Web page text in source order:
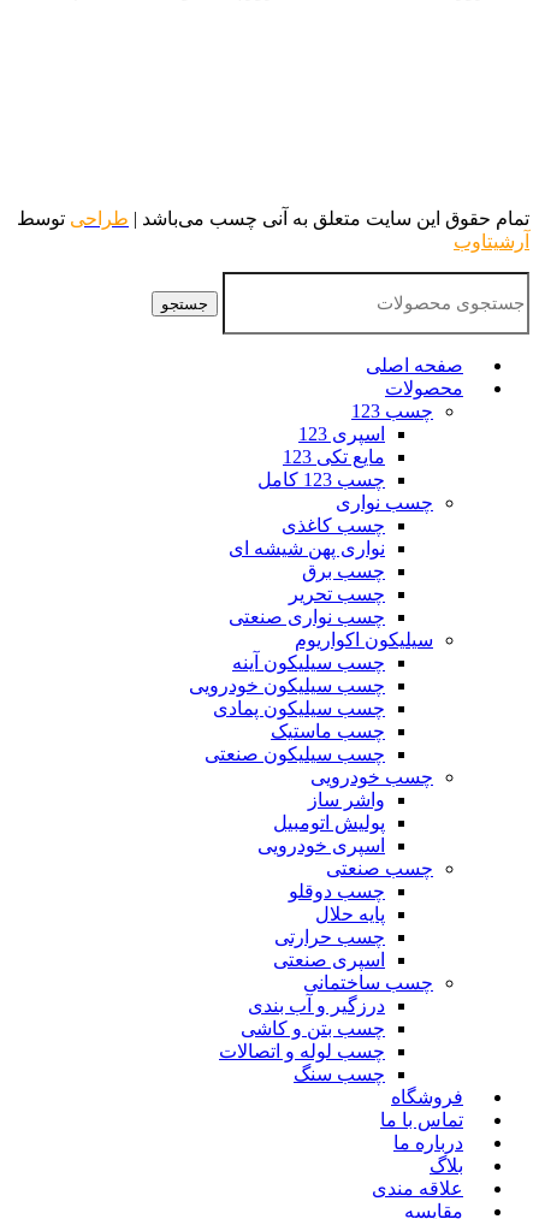
تمام حقوق این سایت متعلق به آنی چسب می‌باشد | طراحی توسط
آرشیتاوب
جستجو
صفحه اصلی
محصولات
چسب 123
اسپری 123
مایع تکی 123
چسب 123 کامل
چسب نواری
چسب کاغذی
نواری پهن شیشه ای
چسب برق
چسب تحریر
چسب نواری صنعتی
سیلیکون اکواریوم
چسب سیلیکون آینه
چسب سیلیکون خودرویی
چسب سیلیکون پمادی
چسب ماستیک
چسب سیلیکون صنعتی
چسب خودرویی
واشر ساز
پولیش اتومبیل
اسپری خودرویی
چسب صنعتی
چسب دوقلو
پایه حلال
چسب حرارتی
اسپری صنعتی
چسب ساختمانی
درزگیر و آب بندی
چسب بتن و کاشی
چسب لوله و اتصالات
چسب سنگ
فروشگاه
تماس با ما
درباره ما
بلاگ
علاقه مندی
مقایسه